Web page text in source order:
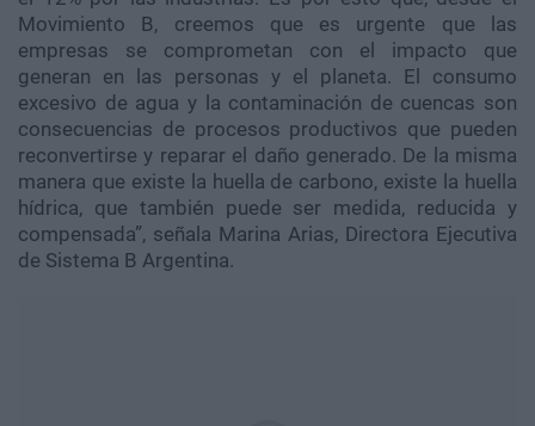
Movimiento B, creemos que es urgente que las
empresas se comprometan con el impacto que
generan en las personas y el planeta. El consumo
excesivo de agua y la contaminación de cuencas son
consecuencias de procesos productivos que pueden
reconvertirse y reparar el daño generado. De la misma
manera que existe la huella de carbono, existe la huella
hídrica, que también puede ser medida, reducida y
compensada”, señala Marina Arias, Directora Ejecutiva
de Sistema B Argentina.